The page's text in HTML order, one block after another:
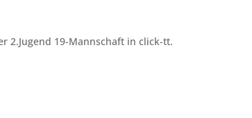
2.Jugend 19-Mannschaft in click-tt.